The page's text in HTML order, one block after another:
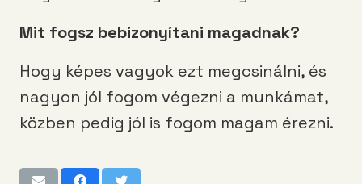
Mit fogsz bebizonyítani magadnak?
Hogy képes vagyok ezt megcsinálni, és
nagyon jól fogom végezni a munkámat,
közben pedig jól is fogom magam érezni.